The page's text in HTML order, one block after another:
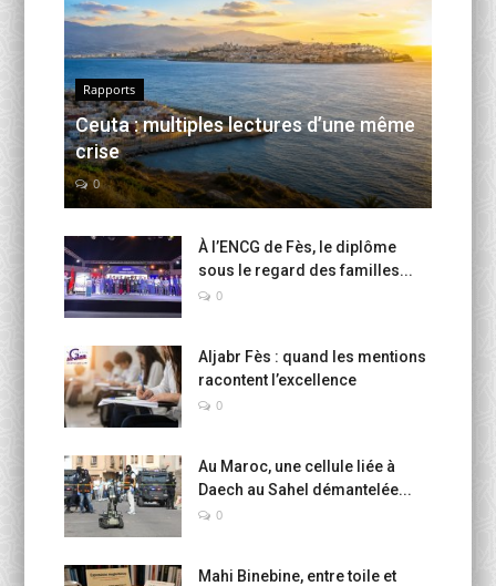
Rapports
Ceuta : multiples lectures d’une même
crise
0
À l’ENCG de Fès, le diplôme
sous le regard des familles...
0
Aljabr Fès : quand les mentions
racontent l’excellence
0
Au Maroc, une cellule liée à
Daech au Sahel démantelée...
0
Mahi Binebine, entre toile et